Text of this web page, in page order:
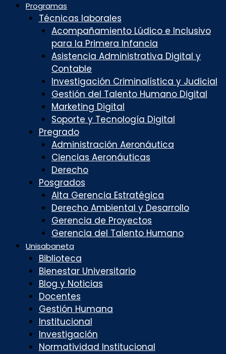
Programas
Técnicas laborales
Acompañamiento Lúdico e Inclusivo
para la Primera Infancia
Asistencia Administrativa Digital y
Contable
Investigación Criminalística y Judicial
Gestión del Talento Humano Digital
Marketing Digital
Soporte y Tecnología Digital
Pregrado
Administración Aeronáutica
Ciencias Aeronáuticas
Derecho
Posgrados
Alta Gerencia Estratégica
Derecho Ambiental y Desarrollo
Gerencia de Proyectos
Gerencia del Talento Humano
Unisabaneta
Biblioteca
Bienestar Universitario
Blog y Noticias
Docentes
Gestión Humana
Institucional
Investigación
Normatividad Institucional